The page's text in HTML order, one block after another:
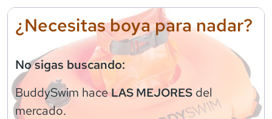
¿Necesitas boya para nadar?
No sigas buscando:
BuddySwim haceLAS MEJORES del
mercado.